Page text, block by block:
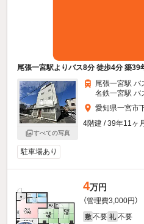
尾張一宮駅よりバス8分 徒歩4分 築39
すべての写真
尾張一宮駅 バ
名鉄一宮駅 バ
愛知県一宮市
4階建 / 39年11ヶ
駐車場あり
4万円
（管理費3,000円）
敷 不要 礼 不要